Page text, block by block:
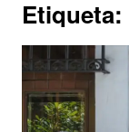
Etiqueta: